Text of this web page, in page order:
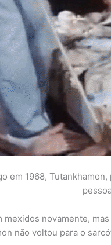
em 1968,
mexidos novamente,
não voltou para o